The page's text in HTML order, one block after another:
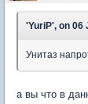
'YuriP', on 06
Унитаз
а вы что в